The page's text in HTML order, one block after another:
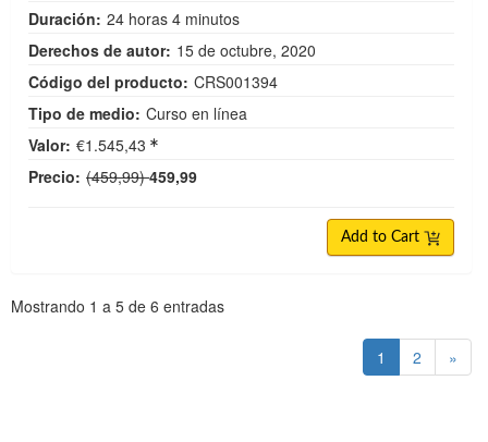
Duración: 24 horas 4 minutos
Derechos de autor: 15 de octubre, 2020
Código del producto: CRS001394
Tipo de medio: Curso en línea
Valor: €1.545,43
Precio: Precio normal:
(459,99)459,99
Add to Cart
Mostrando 1 a 5 de 6 entradas
1 2 »